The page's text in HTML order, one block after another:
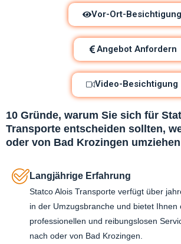
Vor-Ort-Besichtigung
Angebot Anfordern
Video-Besichtigung
10 Gründe, warum Sie sich für
Transporte entscheiden sollten,
oder von Bad Krozingen
Langjährige Erfahrung
Statco Alois Transporte verfügt über
in der Umzugsbranche und bietet Ihnen
professionellen und reibungslosen
nach oder von Bad Krozingen.